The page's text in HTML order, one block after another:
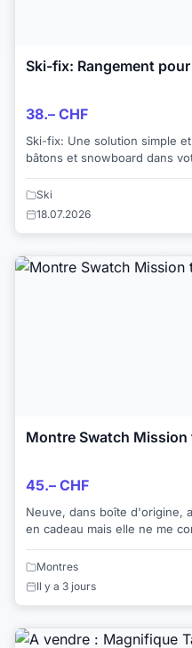
Ski-fix: Rangement
38.– CHF
Ski-fix: Une solution simple
bâtons et snowboard dans
Ski
18.07.2026
Montre Swatch Mission
45.– CHF
Neuve, dans boîte d'origine,
en cadeau mais elle ne me
Montres
Il y a 3 jours